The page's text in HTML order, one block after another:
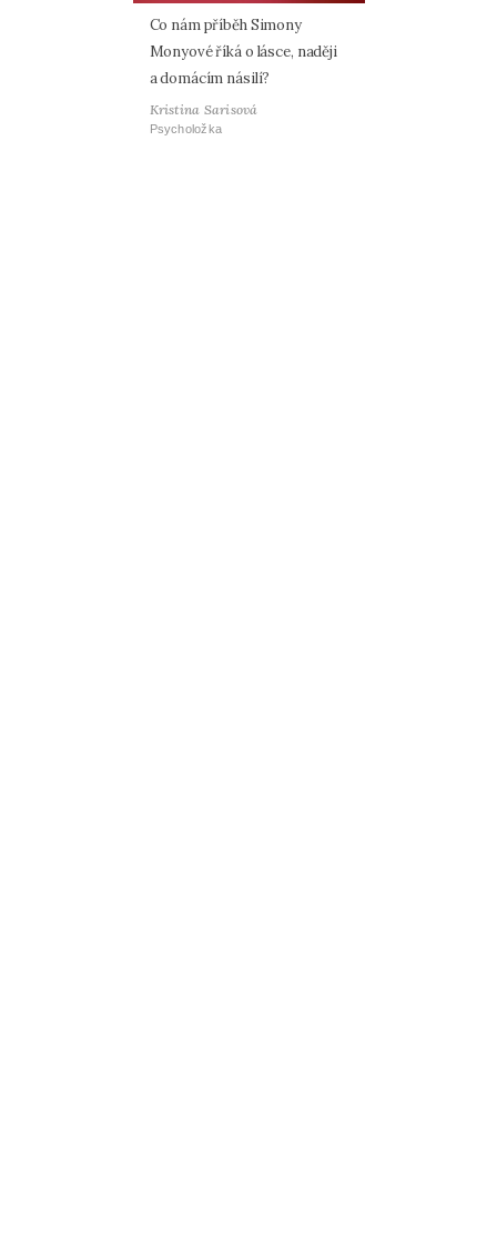
Co nám příběh Simony
Monyové říká o lásce, naději
a domácím násilí?
Kristina Sarisová
Psycholožka